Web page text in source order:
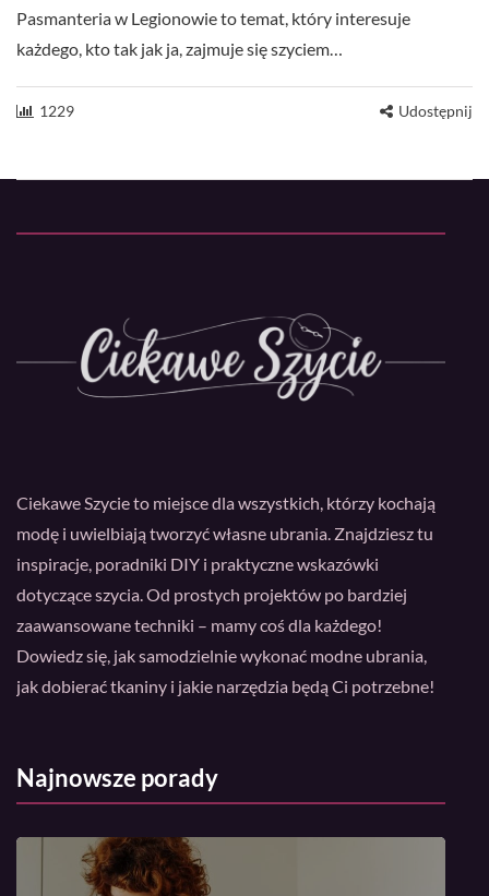
Pasmanteria w Legionowie to temat, który interesuje
każdego, kto tak jak ja, zajmuje się szyciem…
1229 Udostępnij
Ciekawe Szycie to miejsce dla wszystkich, którzy kochają
modę i uwielbiają tworzyć własne ubrania. Znajdziesz tu
inspiracje, poradniki DIY i praktyczne wskazówki
dotyczące szycia. Od prostych projektów po bardziej
zaawansowane techniki – mamy coś dla każdego!
Dowiedz się, jak samodzielnie wykonać modne ubrania,
jak dobierać tkaniny i jakie narzędzia będą Ci potrzebne!
Najnowsze porady